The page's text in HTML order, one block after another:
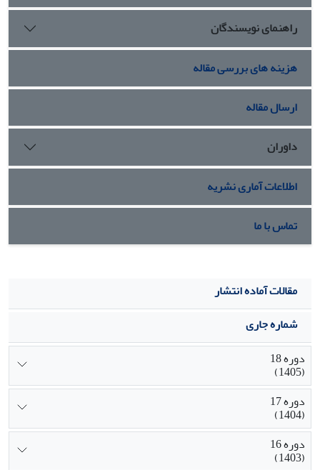
است فرا می‌خوانند. سوژۀ بازنموده در آثار هر دو نقاش در متن
عناصر نسبتاً مقدسِ جوامعِ سنتی (طبیعت و خانواده) به نمایش
درمی‌آید، اما اولی ما را به تأمل انتقادی در آن وضعیت وادار
می‌کند، و دومی ناخواسته ما را در نوستالژی آن وضعیت فرو
می‌برد.
راهنمای نویسندگان
هزینه های بررسی مقاله
ارسال مقاله
داوران
اطلاعات آماری نشریه
تماس با ما
مقالات آماده انتشار
شماره جاری
دوره 18
(1405)
دوره 17
(1404)
دوره 16
(1403)